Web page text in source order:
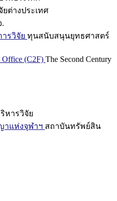
ต่างประเทศ
รวิจัย ทุนสนับสนุนยุทธศาสตร์
Office (C2F) The Second Century
หารวิจัย
แห่งจุฬาฯ สถาบันทรัพย์สิน